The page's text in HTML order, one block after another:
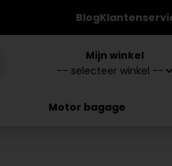
Blog
Mijn winkel
Motor bagage